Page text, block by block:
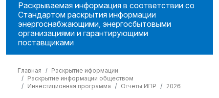
Раскрываемая информация в соответствии со
Стандартом раскрытия информации
энергоснабжающими, энергосбытовыми
организациями и гарантирующими
поставщиками
Главная
Раскрытие иформации
Раскрытие информации обществом
Инвестиционная программа
Отчеты ИПР 2026